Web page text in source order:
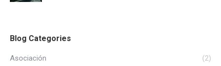
Blog Categories
Asociación
(2)